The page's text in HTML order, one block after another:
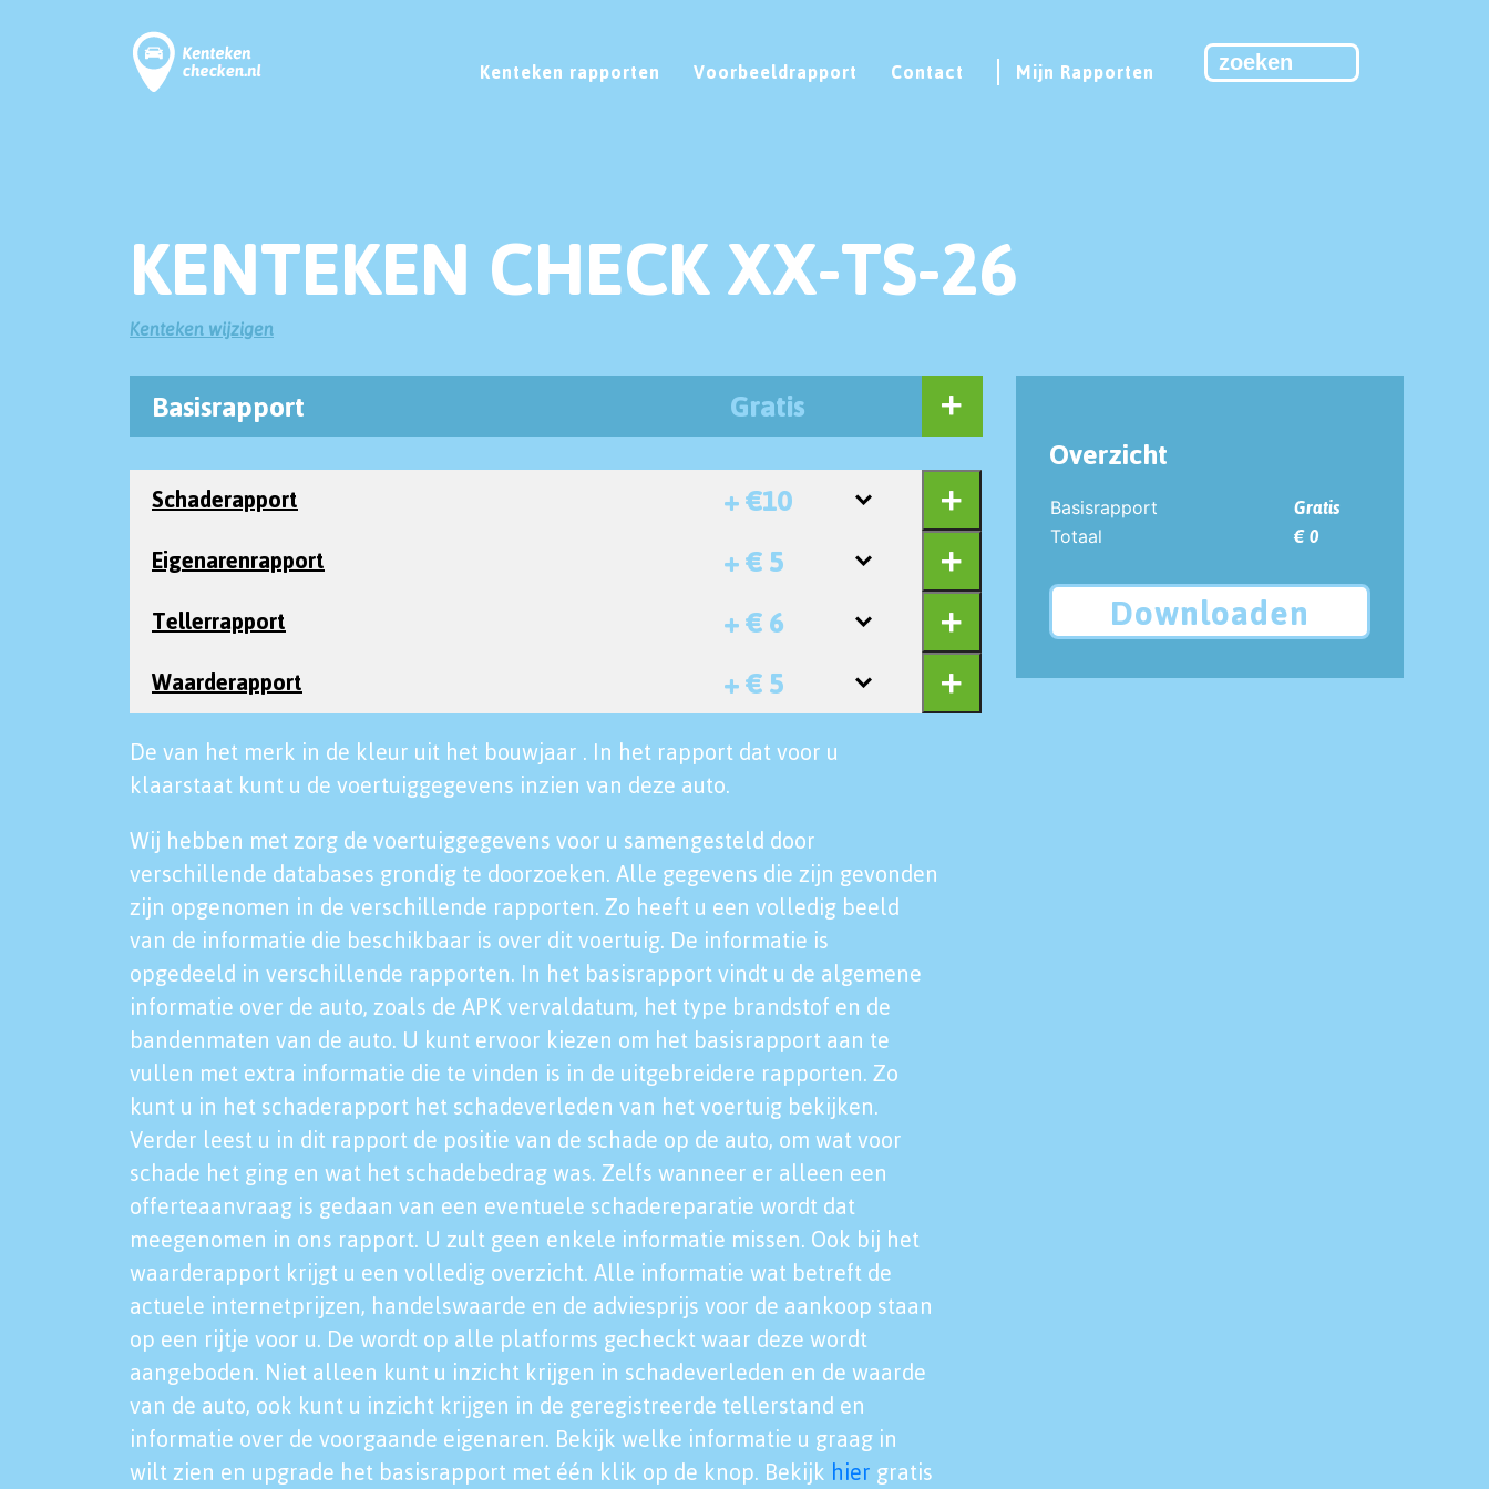
Kenteken rapporten Voorbeeldrapport Contact Mijn Rapporten
KENTEKEN CHECK XX-TS-26
Kenteken wijzigen
Basisrapport Gratis
Schaderapport + €10
Eigenarenrapport + € 5
Tellerrapport + € 6
Waarderapport + € 5
De van het merk in de kleur uit het bouwjaar . In het rapport dat voor u
klaarstaat kunt u de voertuiggegevens inzien van deze auto.
Wij hebben met zorg de voertuiggegevens voor u samengesteld door
verschillende databases grondig te doorzoeken. Alle gegevens die zijn gevonden
zijn opgenomen in de verschillende rapporten. Zo heeft u een volledig beeld
van de informatie die beschikbaar is over dit voertuig. De informatie is
opgedeeld in verschillende rapporten. In het basisrapport vindt u de algemene
informatie over de auto, zoals de APK vervaldatum, het type brandstof en de
bandenmaten van de auto. U kunt ervoor kiezen om het basisrapport aan te
vullen met extra informatie die te vinden is in de uitgebreidere rapporten. Zo
kunt u in het schaderapport het schadeverleden van het voertuig bekijken.
Verder leest u in dit rapport de positie van de schade op de auto, om wat voor
schade het ging en wat het schadebedrag was. Zelfs wanneer er alleen een
offerteaanvraag is gedaan van een eventuele schadereparatie wordt dat
meegenomen in ons rapport. U zult geen enkele informatie missen. Ook bij het
waarderapport krijgt u een volledig overzicht. Alle informatie wat betreft de
actuele internetprijzen, handelswaarde en de adviesprijs voor de aankoop staan
op een rijtje voor u. De wordt op alle platforms gecheckt waar deze wordt
aangeboden. Niet alleen kunt u inzicht krijgen in schadeverleden en de waarde
van de auto, ook kunt u inzicht krijgen in de geregistreerde tellerstand en
informatie over de voorgaande eigenaren. Bekijk welke informatie u graag in
wilt zien en upgrade het basisrapport met één klik op de knop. Bekijk hier gratis
Overzicht
Basisrapport
Gratis
Totaal
€ 0
Downloaden